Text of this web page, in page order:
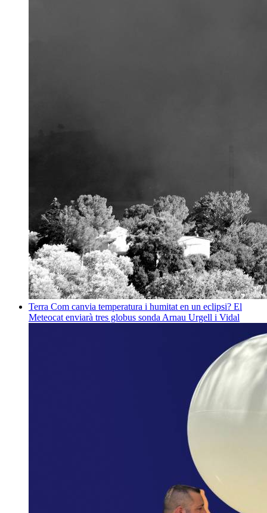
Terra Com canvia temperatura i humitat en un eclipsi? El
Meteocat enviarà tres globus sonda Arnau Urgell i Vidal